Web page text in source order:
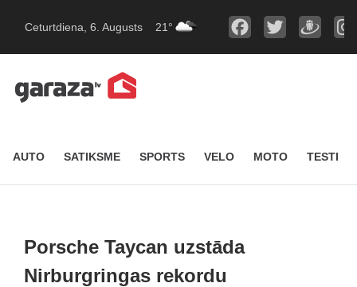
Ceturtdiena, 6. Augusts 21°
AUTO SATIKSME SPORTS VELO MOTO TESTI
Porsche Taycan uzstāda
Nirburgringas rekordu